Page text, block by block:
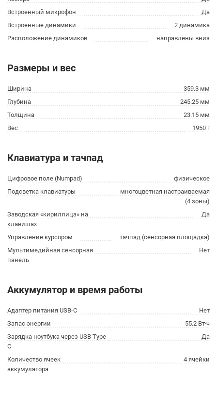
Встроенный микрофон
Да
Встроенные динамики
2 динамика
Расположение динамиков
направлены вниз
Размеры и вес
Ширина
359.3 мм
Глубина
245.25 мм
Толщина
23.15 мм
Вес
1950 г
Клавиатура и тачпад
Цифровое поле (Numpad)
физическое
Подсветка клавиатуры
многоцветная настраиваемая
(4 зоны)
Заводская «кириллица» на
клавишах
Да
Управление курсором
тачпад (сенсорная площадка)
Мультимедийная сенсорная
панель
Нет
Аккумулятор и время работы
Адаптер питания USB-C
Нет
Запас энергии
55.2 Вт·ч
Зарядка ноутбука через USB Type-
C
Да
Количество ячеек
аккумулятора
4 ячейки